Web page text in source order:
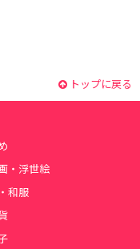
トップに戻る
・浮世絵
和服